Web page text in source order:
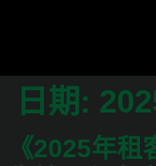
日期:
《2025年